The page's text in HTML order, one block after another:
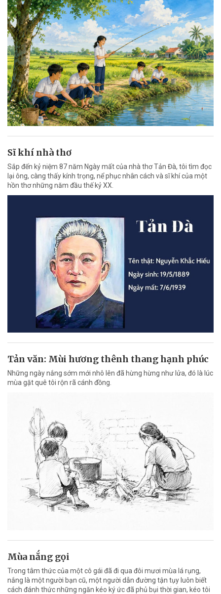
Sĩ khí nhà thơ
Sắp đến kỷ niệm 87 năm Ngày mất của nhà thơ Tản Đà, tôi tìm đọc
lại ông, càng thấy kính trọng, nể phục nhân cách và sĩ khí của một
hồn thơ những năm đầu thế kỷ XX.
Tản văn: Mùi hương thênh thang hạnh phúc
Những ngày nắng sớm mới nhô lên đã hừng hừng như lửa, đó là lúc
mùa gặt quê tôi rộn rã cánh đồng.
Mùa nắng gọi
Trong tâm thức của một cô gái đã đi qua đôi mươi mùa lá rụng,
nắng là một người bạn cũ, một người dẫn đường tận tụy luôn biết
cách đánh thức những ngăn kéo ký ức đã phủ bụi thời gian, kéo tôi